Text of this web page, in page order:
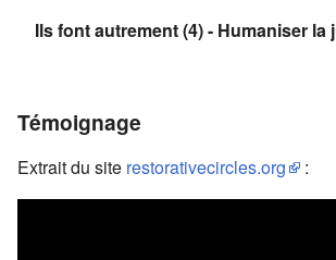
Ils font autrement (4) - Humaniser la
Témoignage
Extrait du site restorativecircles.org :